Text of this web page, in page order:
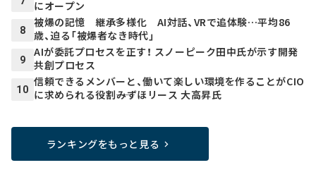
にオープン
8
被爆の記憶 継承多様化 AI対話、VRで追体験…平均86
歳、迫る「被爆者なき時代」
9
AIが委託プロセスを正す！ スノーピーク田中氏が示す開発
共創プロセス
10
信頼できるメンバーと、働いて楽しい環境を作ることがCIO
に求められる役割――みずほリース 大高昇氏
ランキングをもっと見る